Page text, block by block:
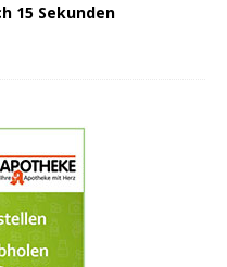
15 Sekunden